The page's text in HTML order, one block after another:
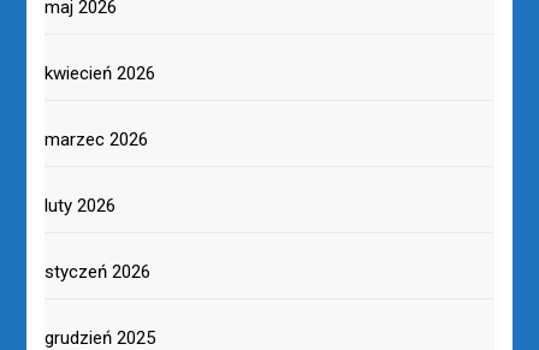
maj 2026
kwiecień 2026
marzec 2026
luty 2026
styczeń 2026
grudzień 2025